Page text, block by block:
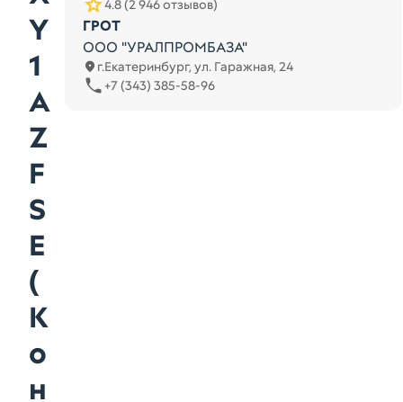
Y
1
A
Z
F
S
E
(
К
о
н
4.8 (2 946 отзывов)
ГРОТ
ООО "УРАЛПРОМБАЗА"
г.Екатеринбург, ул. Гаражная, 24
+7 (343) 385-58-96